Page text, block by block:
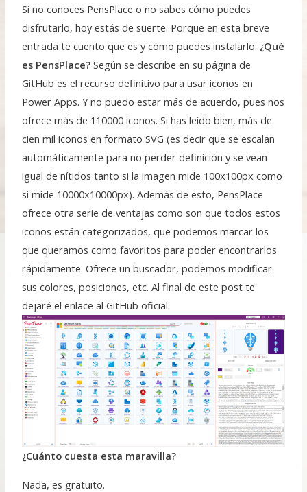
Si no conoces PensPlace o no sabes cómo puedes
disfrutarlo, hoy estás de suerte. Porque en esta breve
entrada te cuento que es y cómo puedes instalarlo. ¿Qué
es PensPlace? Según se describe en su página de
GitHub es el recurso definitivo para usar iconos en
Power Apps. Y no puedo estar más de acuerdo, pues nos
ofrece más de 110000 iconos. Si has leído bien, más de
cien mil iconos en formato SVG (es decir que se escalan
automáticamente para no perder definición y se vean
igual de nítidos tanto si la imagen mide 100x100px como
si mide 10000x10000px). Además de esto, PensPlace
ofrece otra serie de ventajas como son que todos estos
iconos están categorizados, que podemos marcar los
que queramos como favoritos para poder encontrarlos
rápidamente. Ofrece un buscador, podemos modificar
sus colores, posiciones, etc. Al final de este post te
dejaré el enlace al GitHub oficial.
¿Cuánto cuesta esta maravilla?
Nada, es gratuito.